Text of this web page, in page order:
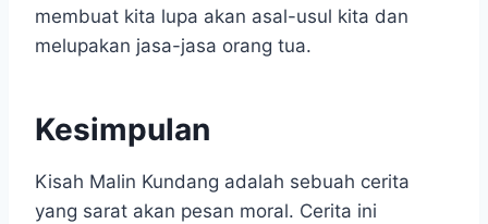
membuat kita lupa akan asal-usul kita dan
melupakan jasa-jasa orang tua.
Kesimpulan
Kisah Malin Kundang adalah sebuah cerita
yang sarat akan pesan moral. Cerita ini